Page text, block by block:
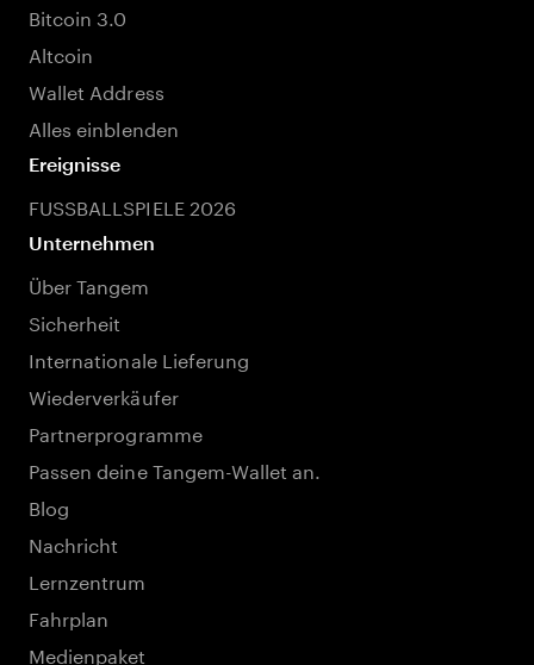
Bitcoin 3.0
Altcoin
Wallet Address
Alles einblenden
Ereignisse
FUSSBALLSPIELE 2026
Unternehmen
Über Tangem
Sicherheit
Internationale Lieferung
Wiederverkäufer
Partnerprogramme
Passen deine Tangem-Wallet an.
Blog
Nachricht
Lernzentrum
Fahrplan
Medienpaket